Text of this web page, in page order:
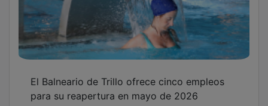
El Balneario de Trillo ofrece cinco empleos
para su reapertura en mayo de 2026